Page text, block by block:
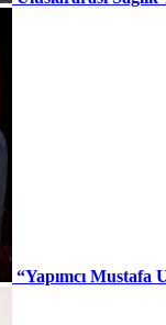
“Yapımcı Mustafa